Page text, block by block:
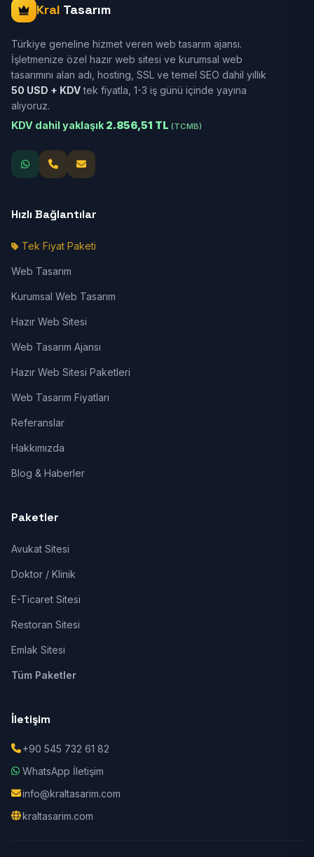
Kral Tasarım
Türkiye geneline hizmet veren web tasarım ajansı.
İşletmenize özel hazır web sitesi ve kurumsal web
tasarımını alan adı, hosting, SSL ve temel SEO dahil yıllık
50 USD + KDVtek fiyatla, 1-3 iş günü içinde yayına
alıyoruz.
KDV dahil yaklaşık 2.856,51 TL (TCMB)
Hızlı Bağlantılar
Tek Fiyat Paketi
Web Tasarım
Kurumsal Web Tasarım
Hazır Web Sitesi
Web Tasarım Ajansı
Hazır Web Sitesi Paketleri
Web Tasarım Fiyatları
Referanslar
Hakkımızda
Blog & Haberler
Paketler
Avukat Sitesi
Doktor / Klinik
E-Ticaret Sitesi
Restoran Sitesi
Emlak Sitesi
Tüm Paketler
İletişim
+90 545 732 61 82
WhatsApp İletişim
info@kraltasarim.com
kraltasarim.com